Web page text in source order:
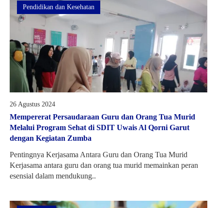
Pendidikan dan Kesehatan
26 Agustus 2024
Mempererat Persaudaraan Guru dan Orang Tua Murid
Melalui Program Sehat di SDIT Uwais Al Qorni Garut
dengan Kegiatan Zumba
Pentingnya Kerjasama Antara Guru dan Orang Tua Murid
Kerjasama antara guru dan orang tua murid memainkan peran
esensial dalam mendukung..